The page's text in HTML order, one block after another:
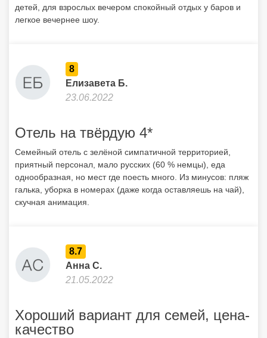
детей, для взрослых вечером спокойный отдых у баров и
легкое вечернее шоу.
8
Елизавета Б.
23.06.2022
Отель на твёрдую 4*
Семейный отель с зелёной симпатичной территорией,
приятный персонал, мало русских (60 % немцы), еда
однообразная, но мест где поесть много. Из минусов: пляж
галька, уборка в номерах (даже когда оставляешь на чай),
скучная анимация.
8.7
Анна С.
21.05.2022
Хороший вариант для семей, цена-
качество